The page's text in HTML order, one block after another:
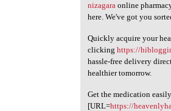
nizagaraonline
here. We've got you
Quickly acquire your
clicking https://
hassle-free delivery
healthier tomorrow.
Get the medication
[URL=https://